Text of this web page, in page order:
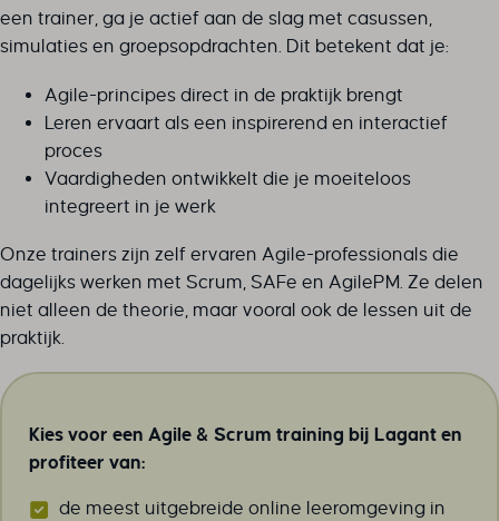
een trainer, ga je actief aan de slag met casussen,
simulaties en groepsopdrachten. Dit betekent dat je:
Agile-principes direct in de praktijk brengt
Leren ervaart als een inspirerend en interactief
proces
Vaardigheden ontwikkelt die je moeiteloos
integreert in je werk
Onze trainers zijn zelf ervaren Agile-professionals die
dagelijks werken met Scrum, SAFe en AgilePM. Ze delen
niet alleen de theorie, maar vooral ook de lessen uit de
praktijk.
Kies voor een Agile & Scrum training bij Lagant en
profiteer van:
de meest uitgebreide online leeromgeving in